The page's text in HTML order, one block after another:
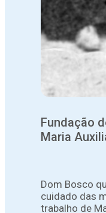
Fundação
Maria
Dom Bosco
cuidado das
trabalho de